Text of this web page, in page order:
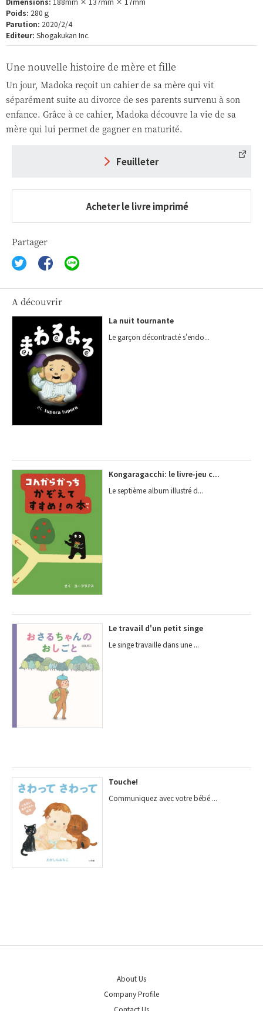
Poids: 280ｇ
Parution: 2020/2/4
Editeur: Shogakukan Inc.
Une nouvelle histoire de mère et fille
Un jour, Madoka reçoit un cahier de sa mère qui vit
séparément suite au divorce de ses parents survenu à son
enfance. Grâce à ce cahier, Madoka découvre la vie de sa
mère qui lui permet de gagner en maturité.
Feuilleter
Acheter le livre imprimé
Partager
A découvrir
La nuit tournante
Le garçon décontracté s'endo...
Kongaragacchi: le livre-jeu c...
Le septième album illustré d...
Le travail d'un petit singe
Le singe travaille dans une ...
Touche!
Communiquez avec votre bébé ...
About Us
Company Profile